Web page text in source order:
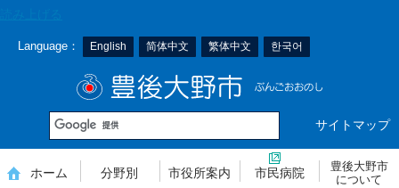
Language： English 简体中文 繁体中文 한국어
サイトマップ
ホーム 分野別 市役所案内 市民病院
豊後大野市
について